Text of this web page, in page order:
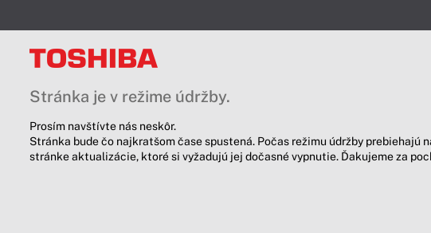
Stránka je v režime údržby.
Prosím navštívte nás neskôr.
Stránka bude čo najkratšom čase spustená. Počas režimu údržby prebiehajú
stránke aktualizácie, ktoré si vyžadujú jej dočasné vypnutie. Ďakujeme za